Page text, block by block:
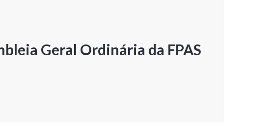
Geral Ordinária da FPAS